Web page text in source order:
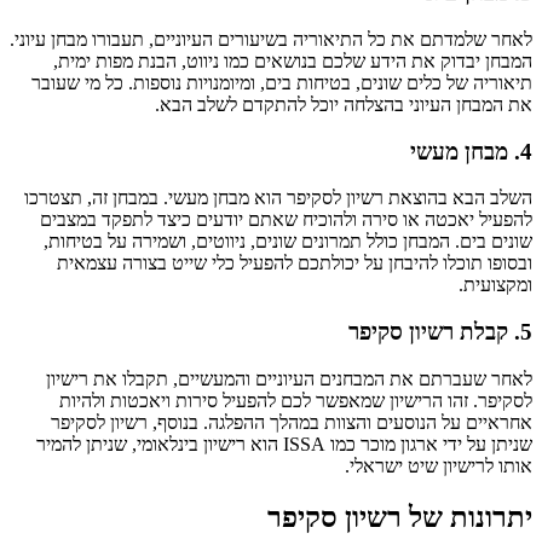
לאחר שלמדתם את כל התיאוריה בשיעורים העיוניים, תעבורו מבחן עיוני.
המבחן יבדוק את הידע שלכם בנושאים כמו ניווט, הבנת מפות ימית,
תיאוריה של כלים שונים, בטיחות בים, ומיומנויות נוספות. כל מי שעובר
את המבחן העיוני בהצלחה יוכל להתקדם לשלב הבא.
4. מבחן מעשי
השלב הבא בהוצאת רשיון לסקיפר הוא מבחן מעשי. במבחן זה, תצטרכו
להפעיל יאכטה או סירה ולהוכיח שאתם יודעים כיצד לתפקד במצבים
שונים בים. המבחן כולל תמרונים שונים, ניווטים, ושמירה על בטיחות,
ובסופו תוכלו להיבחן על יכולתכם להפעיל כלי שייט בצורה עצמאית
ומקצועית.
5. קבלת רשיון סקיפר
לאחר שעברתם את המבחנים העיוניים והמעשיים, תקבלו את רישיון
לסקיפר. זהו הרישיון שמאפשר לכם להפעיל סירות ויאכטות ולהיות
אחראיים על הנוסעים והצוות במהלך ההפלגה. בנוסף, רשיון לסקיפר
שניתן על ידי ארגון מוכר כמו ISSA הוא רישיון בינלאומי, שניתן להמיר
אותו לרישיון שיט ישראלי.
יתרונות של רשיון סקיפר